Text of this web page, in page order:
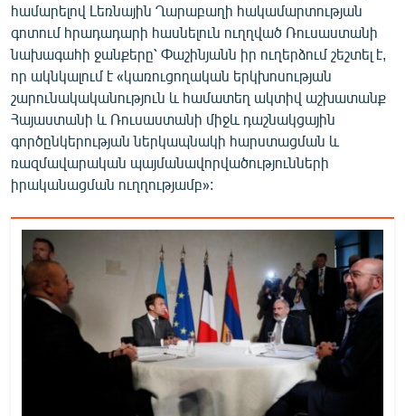
ՀԵՏԵՎԵՔ ՄԵԶ
«Ազատության» բոլոր կայքերը
համարելով Լեռնային Ղարաբաղի հակամարտության
գոտում հրադադարի հասնելուն ուղղված Ռուսաստանի
նախագահի ջանքերը՝ Փաշինյանն իր ուղերձում շեշտել է,
որ ակնկալում է «կառուցողական երկխոսության
շարունակականություն և համատեղ ակտիվ աշխատանք
Հայաստանի և Ռուսաստանի միջև դաշնակցային
գործընկերության ներկապնակի հարստացման և
ռազմավարական պայմանավորվածությունների
իրականացման ուղղությամբ»: